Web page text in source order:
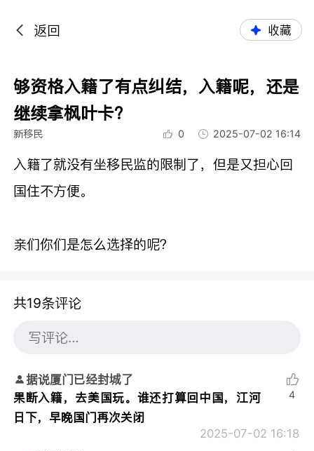
返回 收藏
够资格入籍了有点纠结，入籍呢，还是
继续拿枫叶卡？
新移民 0 2025-07-02 16:14
入籍了就没有坐移民监的限制了，但是又担心回
国住不方便。
亲们你们是怎么选择的呢？
共19条评论
据说厦门已经封城了
果断入籍，去美国玩。谁还打算回中国，江河
日下，早晚国门再次关闭
2025-07-02 16:18
4